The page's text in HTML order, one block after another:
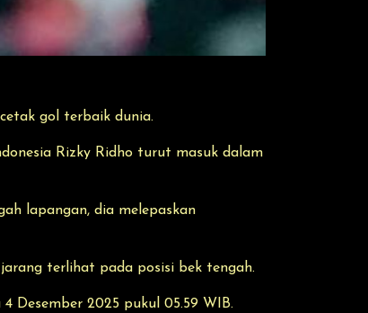
gol terbaik dunia.
Rizky Ridho turut masuk dalam
lapangan, dia melepaskan
terlihat pada posisi bek tengah.
Desember 2025 pukul 05.59 WIB.